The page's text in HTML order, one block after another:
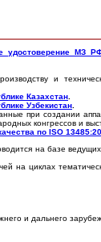
удостоверениеМЗ
и
Казахстан.
Узбекистан.
при создании
конгрессов и
по ISO
на базе
на циклах
и дальнего